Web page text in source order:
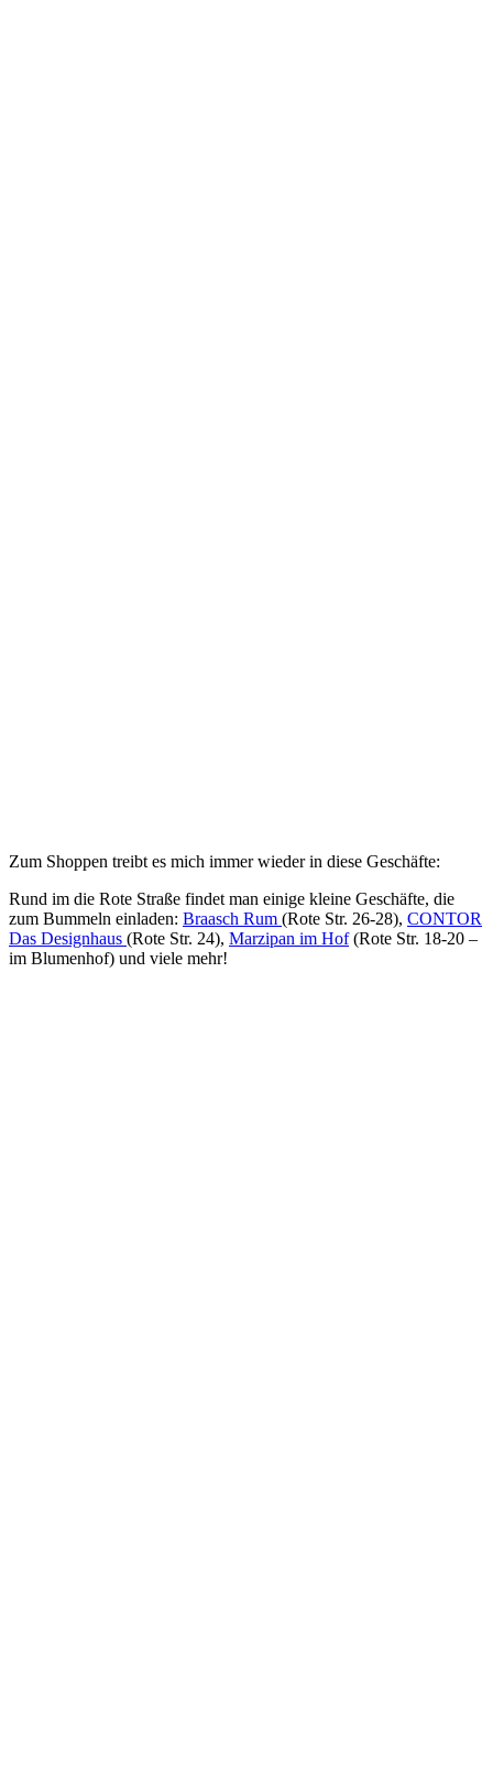
Zum Shoppen treibt es mich immer wieder in diese Geschäfte:
Rund im die Rote Straße findet man einige kleine Geschäfte, die
zum Bummeln einladen: Braasch Rum (Rote Str. 26-28), CONTOR
Das Designhaus (Rote Str. 24), Marzipan im Hof(Rote Str. 18-20 –
im Blumenhof) und viele mehr!